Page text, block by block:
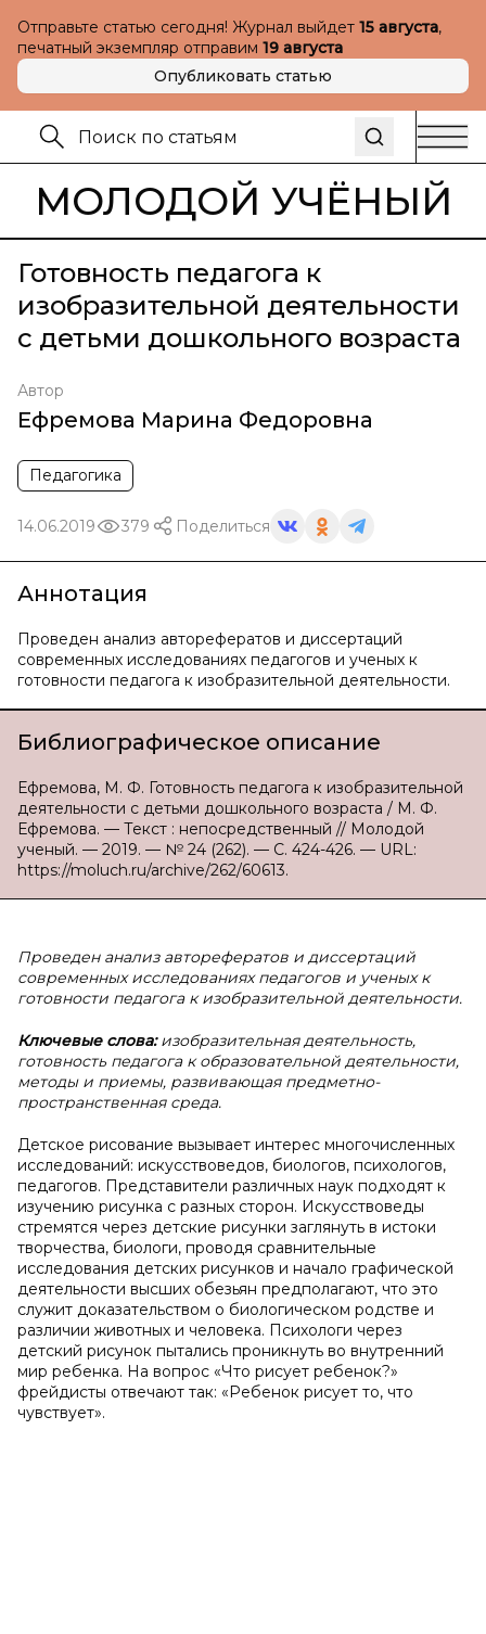
Отправьте статью сегодня! Журнал выйдет 15 августа,
печатный экземпляр отправим 19 августа
Опубликовать статью
МОЛОДОЙ УЧЁНЫЙ
Готовность педагога к
изобразительной деятельности
с детьми дошкольного возраста
Автор
Ефремова Марина Федоровна
Педагогика
14.06.2019 379 Поделиться
Аннотация
Проведен анализ авторефератов и диссертаций
современных исследованиях педагогов и ученых к
готовности педагога к изобразительной деятельности.
Библиографическое описание
Ефремова, М. Ф. Готовность педагога к изобразительной
деятельности с детьми дошкольного возраста / М. Ф.
Ефремова. — Текст : непосредственный // Молодой
ученый. — 2019. — № 24 (262). — С. 424-426. — URL:
https://moluch.ru/archive/262/60613.
Проведен анализ авторефератов и диссертаций
современных исследованиях педагогов и ученых к
готовности педагога к изобразительной деятельности.
Ключевые слова:изобразительная деятельность,
готовность педагога к образовательной деятельности,
методы и приемы, развивающая предметно-
пространственная среда.
Детское рисование вызывает интерес многочисленных
исследований: искусствоведов, биологов, психологов,
педагогов. Представители различных наук подходят к
изучению рисунка с разных сторон. Искусствоведы
стремятся через детские рисунки заглянуть в истоки
творчества, биологи, проводя сравнительные
исследования детских рисунков и начало графической
деятельности высших обезьян предполагают, что это
служит доказательством о биологическом родстве и
различии животных и человека. Психологи через
детский рисунок пытались проникнуть во внутренний
мир ребенка. На вопрос «Что рисует ребенок?»
фрейдисты отвечают так: «Ребенок рисует то, что
чувствует».